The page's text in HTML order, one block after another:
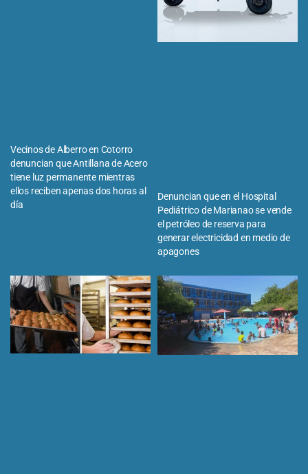
Vecinos de Alberro en Cotorro
denuncian que Antillana de Acero
tiene luz permanente mientras
ellos reciben apenas dos horas al
día
Denuncian que en el Hospital
Pediátrico de Marianao se vende
el petróleo de reserva para
generar electricidad en medio de
apagones